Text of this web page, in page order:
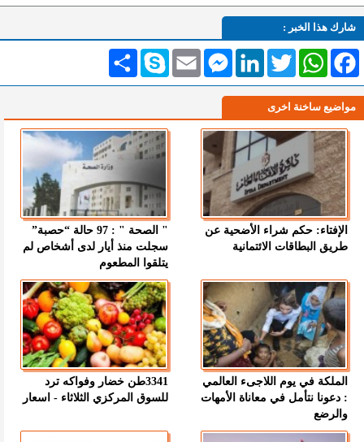
شارك هذا الخبر :
انشر Skype Email
MessengerLinkedInTwitterWhatsAppFacebook
مواضيع ساخنة اخرى
الإفتاء: حكم شراء الأضحية عن
طريق البطاقات الائتمانية
" الصحة " : 97 حالة “حصبة”
سجلت منذ أيار لدى أشخاص لم
يتلقوا المطعوم
الملكة في يوم اللاجىء العالمي
: دعونا نتأمل في معاناة الأمهات
والرضع
3341طن خضار وفواكه ترد
للسوق المركزي الثلاثاء - اسعار